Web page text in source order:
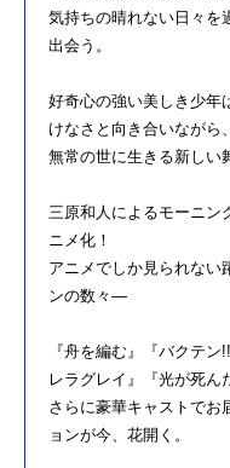
気持ちの晴れない日々を
出会う。
好奇心の強い美しき少年
けなさと向き合いながら、
無常の世に生きる新し
三原和人によるモーニン
ニメ化！
アニメでしか見られない
ンの数々―
『舟を編む』『バクテ
レラグレイ』『光が死ん
さらに豪華キャストでお
ョンが今、花開く。